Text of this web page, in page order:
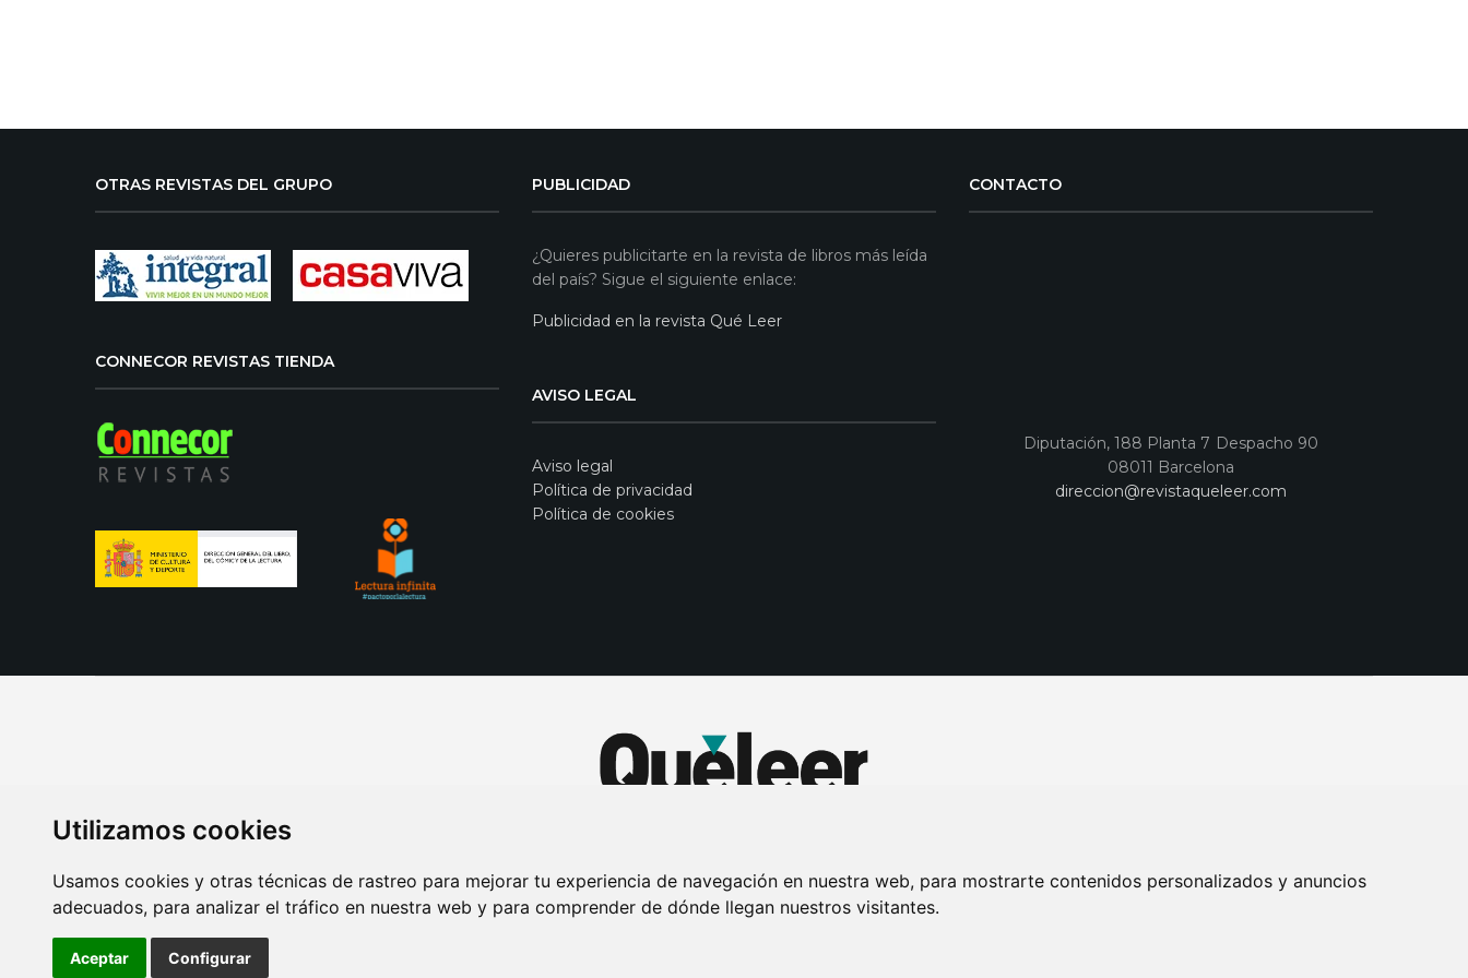
Utilizamos cookies
Usamos cookies y otras técnicas de rastreo para mejorar tu experiencia de navegación en nuestra web, para mostrarte contenidos personalizados y anuncios
adecuados, para analizar el tráfico en nuestra web y para comprender de dónde llegan nuestros visitantes.
Aceptar Configurar
OTRAS REVISTAS DEL GRUPO
CONNECOR REVISTAS TIENDA
PUBLICIDAD
¿Quieres publicitarte en la revista de libros más leída
del país? Sigue el siguiente enlace:
Publicidad en la revista Qué Leer
AVISO LEGAL
Aviso legal
Política de privacidad
Política de cookies
CONTACTO
Diputación, 188 Planta 7 Despacho 90
08011 Barcelona
direccion@revistaqueleer.com
AVISO LEGAL POLITICA DE COOKIES POLITICA DE PRIVACIDAD PUBLICIDAD EN LA REVISTA QUÉ LEER SORTEO-PREESTRENOS